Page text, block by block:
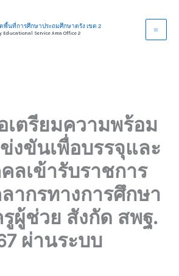
พื้นที่การศึกษาประถมศึกษาตรัง เขต 2
Educational Service Area Office 2
เตรียมความพร้อม
งขันเพื่อบรรจุและ
ลเข้ารับราชการ
ากรทางการศึกษา
ผู้ช่วย สังกัด สพฐ.
ผ่านระบบ